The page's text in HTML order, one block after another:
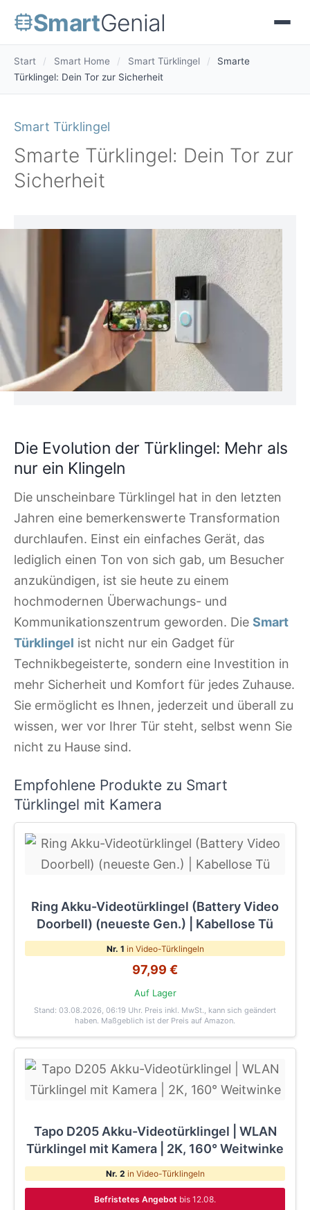
SmartGenial
Start / Smart Home / Smart Türklingel /
Smarte
Türklingel: Dein Tor zur Sicherheit
Smart Türklingel
Smarte Türklingel: Dein Tor zur
Sicherheit
Die Evolution der Türklingel: Mehr als
nur ein Klingeln
Die unscheinbare Türklingel hat in den letzten
Jahren eine bemerkenswerte Transformation
durchlaufen. Einst ein einfaches Gerät, das
lediglich einen Ton von sich gab, um Besucher
anzukündigen, ist sie heute zu einem
hochmodernen Überwachungs- und
Kommunikationszentrum geworden. Die Smart
Türklingel ist nicht nur ein Gadget für
Technikbegeisterte, sondern eine Investition in
mehr Sicherheit und Komfort für jedes Zuhause.
Sie ermöglicht es Ihnen, jederzeit und überall zu
wissen, wer vor Ihrer Tür steht, selbst wenn Sie
nicht zu Hause sind.
Empfohlene Produkte zu Smart
Türklingel mit Kamera
Ring Akku-Videotürklingel (Battery Video
Doorbell) (neueste Gen.) | Kabellose Tü
Nr. 1 in Video-Türklingeln
97,99 €
Auf Lager
Stand: 03.08.2026, 06:19 Uhr. Preis inkl. MwSt., kann sich geändert
haben. Maßgeblich ist der Preis auf Amazon.
Tapo D205 Akku-Videotürklingel | WLAN
Türklingel mit Kamera | 2K, 160° Weitwinke
Nr. 2 in Video-Türklingeln
Befristetes Angebot bis 12.08.